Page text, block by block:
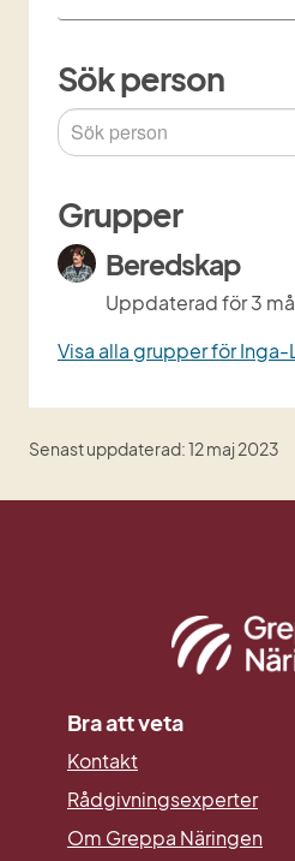
Sök person
Sök person
Grupper
Beredskap
Uppdateradför 3
Visa alla grupper för Inga-
Senast uppdaterad: 12 maj 2023
Bra att veta
Kontakt
Rådgivningsexperter
Om Greppa Näringen